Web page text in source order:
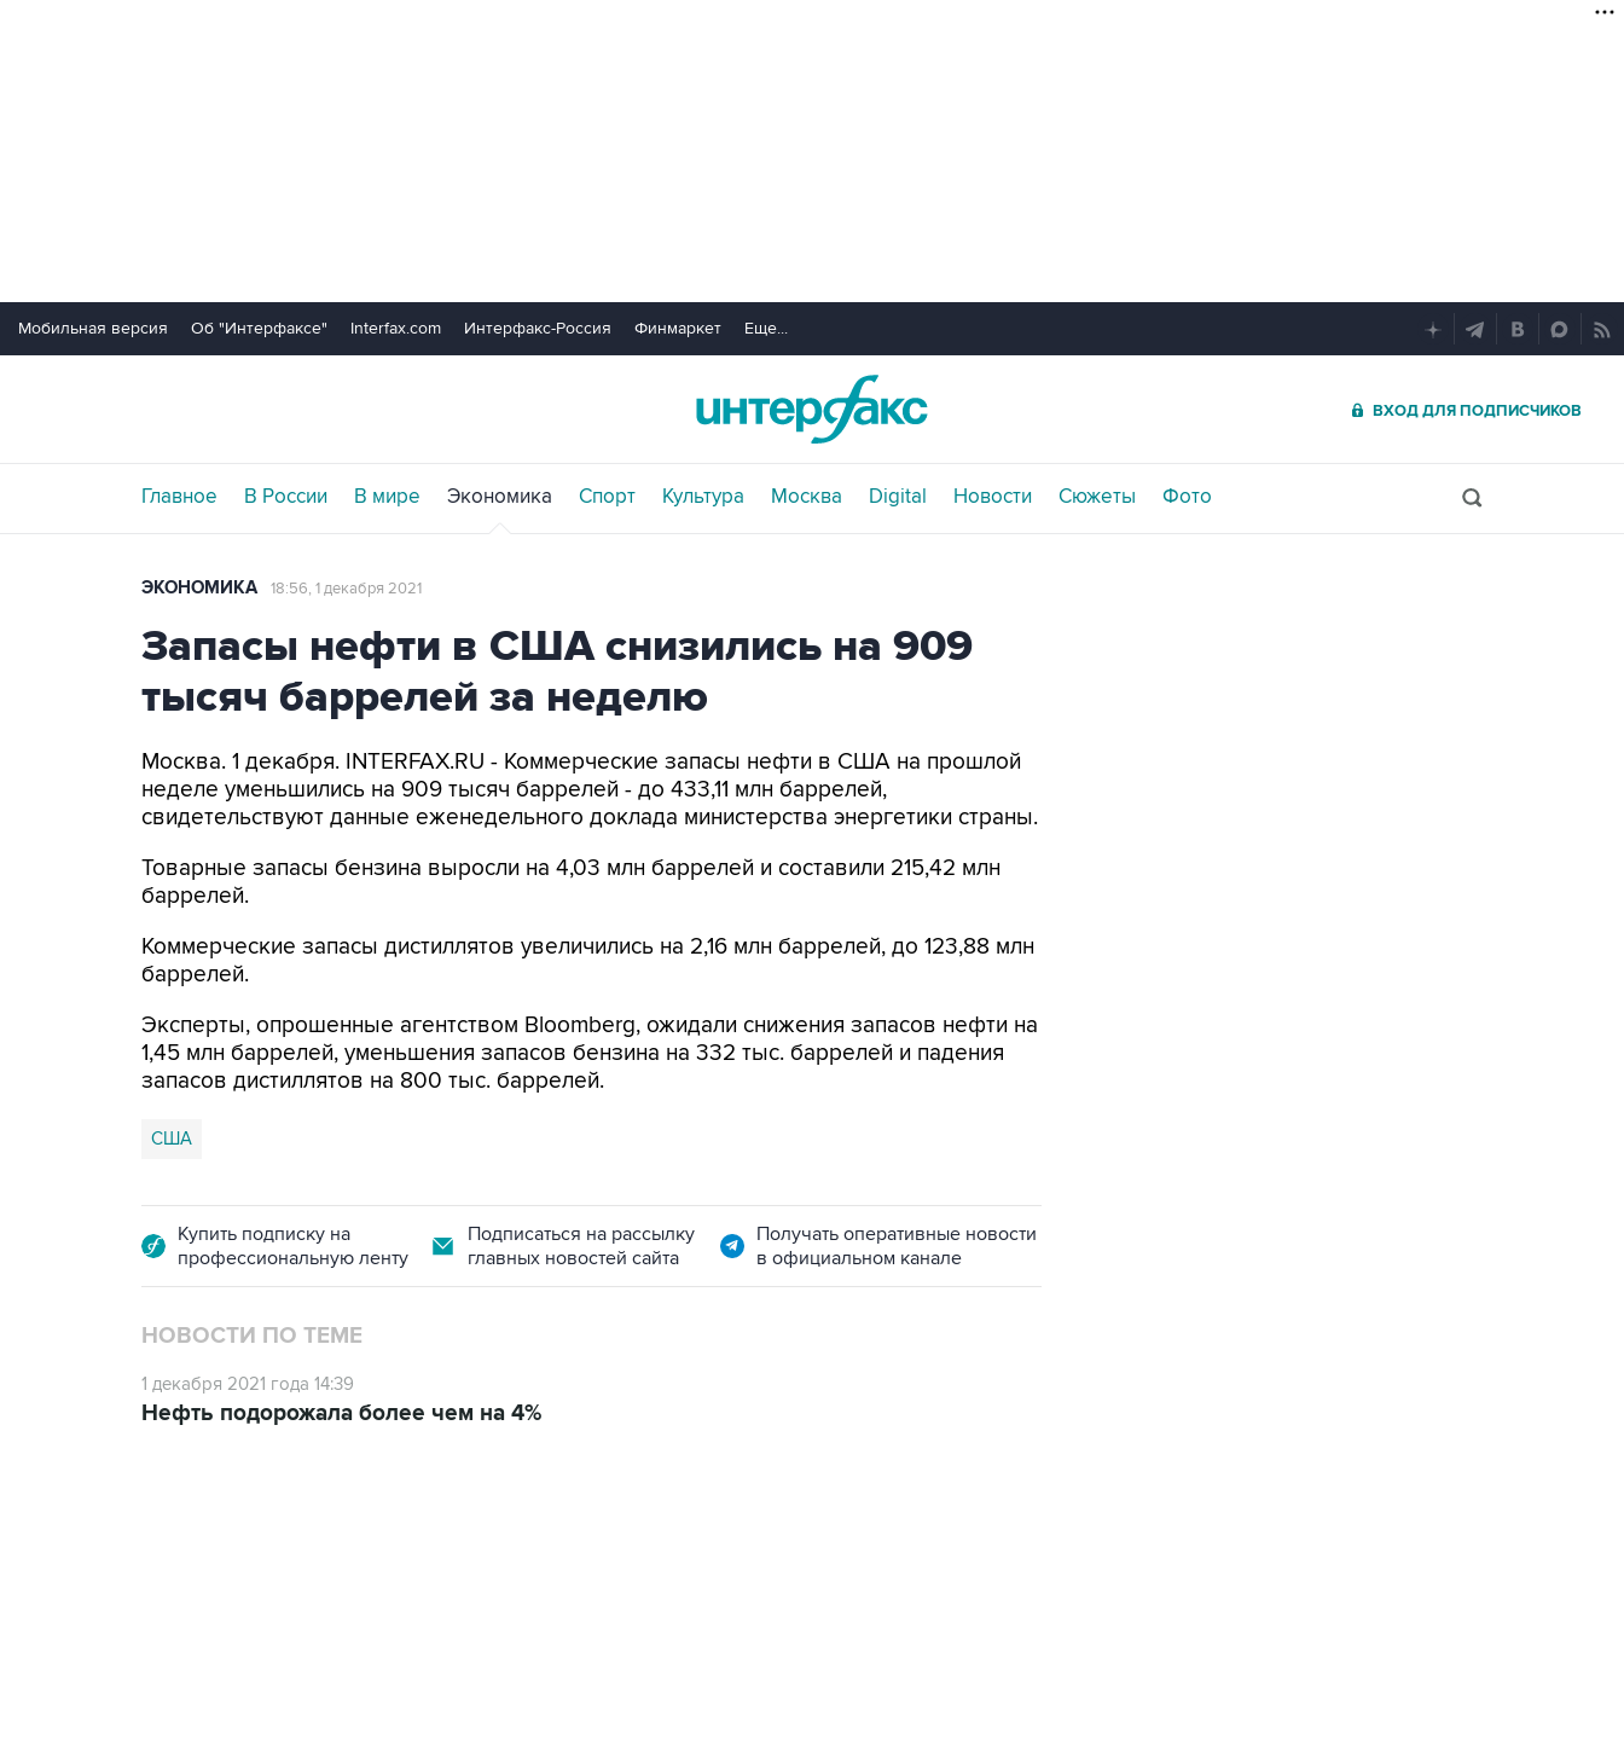
Мобильная версия Об "Интерфаксе" Interfax.com Интерфакс-Россия Финмаркет Еще...
ВХОД ДЛЯ ПОДПИСЧИКОВ
Главное В России В мире Экономика Спорт Культура Москва Digital Новости Сюжеты Фото
ЭКОНОМИКА 18:56, 1 декабря 2021
Запасы нефти в США снизились на 909
тысяч баррелей за неделю
Москва. 1 декабря. INTERFAX.RU - Коммерческие запасы нефти в США на прошлой
неделе уменьшились на 909 тысяч баррелей - до 433,11 млн баррелей,
свидетельствуют данные еженедельного доклада министерства энергетики страны.
Товарные запасы бензина выросли на 4,03 млн баррелей и составили 215,42 млн
баррелей.
Коммерческие запасы дистиллятов увеличились на 2,16 млн баррелей, до 123,88 млн
баррелей.
Эксперты, опрошенные агентством Bloomberg, ожидали снижения запасов нефти на
1,45 млн баррелей, уменьшения запасов бензина на 332 тыс. баррелей и падения
запасов дистиллятов на 800 тыс. баррелей.
США
Купить подписку на
профессиональную ленту
Подписаться на рассылку
главных новостей сайта
Получать оперативные новости
в официальном канале
НОВОСТИ ПО ТЕМЕ
1 декабря 2021 года 14:39
Нефть подорожала более чем на 4%